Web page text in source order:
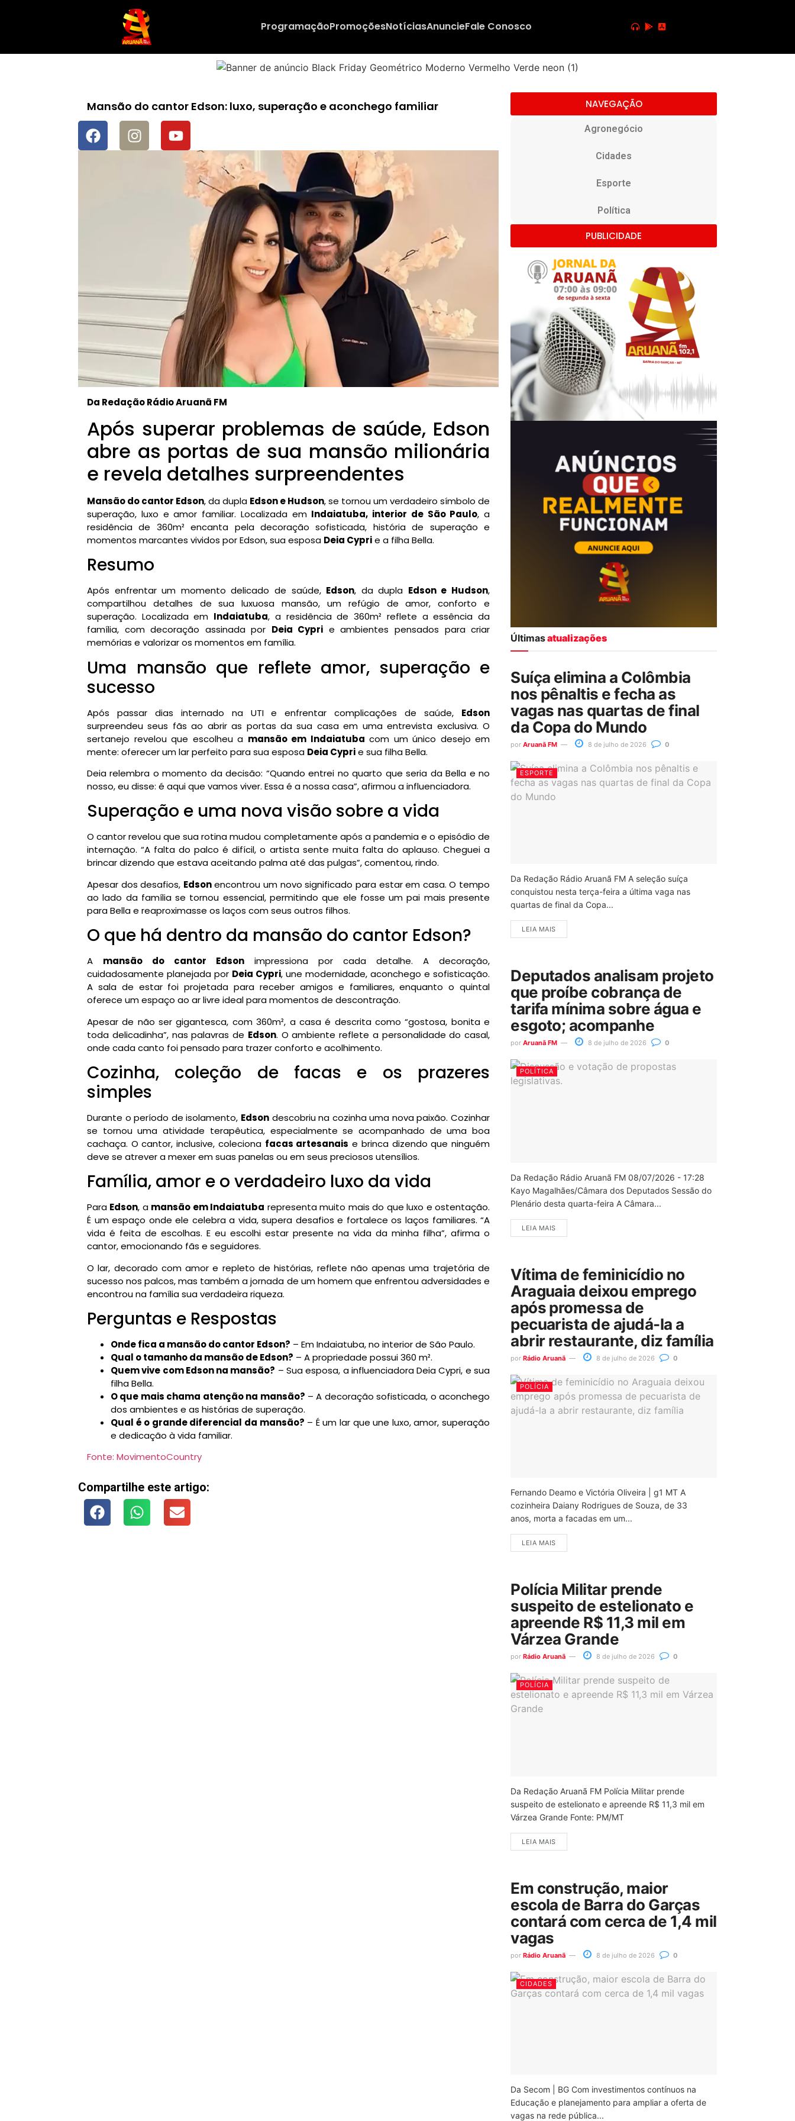
ProgramaçãoPromoçõesNotíciasAnuncieFale Conosco
Mansão do cantor Edson: luxo, superação e aconchego familiar
Da Redação Rádio Aruanã FM
Após superar problemas de saúde, Edson
abre as portas de sua mansão milionária
e revela detalhes surpreendentes
Mansão do cantor Edson, da dupla Edson e Hudson, se tornou um verdadeiro símbolo de
superação, luxo e amor familiar. Localizada em Indaiatuba, interior de São Paulo, a
residência de 360m² encanta pela decoração sofisticada, história de superação e
momentos marcantes vividos por Edson, sua esposa Deia Cyprie a filha Bella.
Resumo
Após enfrentar um momento delicado de saúde, Edson, da dupla Edson e Hudson,
compartilhou detalhes de sua luxuosa mansão, um refúgio de amor, conforto e
superação. Localizada em Indaiatuba, a residência de 360m² reflete a essência da
família, com decoração assinada por Deia Cypri e ambientes pensados para criar
memórias e valorizar os momentos em família.
Uma mansão que reflete amor, superação e
sucesso
Após passar dias internado na UTI e enfrentar complicações de saúde, Edson
surpreendeu seus fãs ao abrir as portas da sua casa em uma entrevista exclusiva. O
sertanejo revelou que escolheu a mansão em Indaiatuba com um único desejo em
mente: oferecer um lar perfeito para sua esposa Deia Cyprie sua filha Bella.
Deia relembra o momento da decisão: “Quando entrei no quarto que seria da Bella e no
nosso, eu disse: é aqui que vamos viver. Essa é a nossa casa”, afirmou a influenciadora.
Superação e uma nova visão sobre a vida
O cantor revelou que sua rotina mudou completamente após a pandemia e o episódio de
internação. “A falta do palco é difícil, o artista sente muita falta do aplauso. Cheguei a
brincar dizendo que estava aceitando palma até das pulgas”, comentou, rindo.
Apesar dos desafios, Edsonencontrou um novo significado para estar em casa. O tempo
ao lado da família se tornou essencial, permitindo que ele fosse um pai mais presente
para Bella e reaproximasse os laços com seus outros filhos.
O que há dentro da mansão do cantor Edson?
A mansão do cantor Edson impressiona por cada detalhe. A decoração,
cuidadosamente planejada por Deia Cypri, une modernidade, aconchego e sofisticação.
A sala de estar foi projetada para receber amigos e familiares, enquanto o quintal
oferece um espaço ao ar livre ideal para momentos de descontração.
Apesar de não ser gigantesca, com 360m², a casa é descrita como “gostosa, bonita e
toda delicadinha”, nas palavras de Edson. O ambiente reflete a personalidade do casal,
onde cada canto foi pensado para trazer conforto e acolhimento.
Cozinha, coleção de facas e os prazeres
simples
Durante o período de isolamento, Edsondescobriu na cozinha uma nova paixão. Cozinhar
se tornou uma atividade terapêutica, especialmente se acompanhado de uma boa
cachaça. O cantor, inclusive, coleciona facas artesanais e brinca dizendo que ninguém
deve se atrever a mexer em suas panelas ou em seus preciosos utensílios.
Família, amor e o verdadeiro luxo da vida
Para Edson, a mansão em Indaiatuba representa muito mais do que luxo e ostentação.
É um espaço onde ele celebra a vida, supera desafios e fortalece os laços familiares. “A
vida é feita de escolhas. E eu escolhi estar presente na vida da minha filha”, afirma o
cantor, emocionando fãs e seguidores.
O lar, decorado com amor e repleto de histórias, reflete não apenas uma trajetória de
sucesso nos palcos, mas também a jornada de um homem que enfrentou adversidades e
encontrou na família sua verdadeira riqueza.
Perguntas e Respostas
Onde fica a mansão do cantor Edson? – Em Indaiatuba, no interior de São Paulo.
Qual o tamanho da mansão de Edson? – A propriedade possui 360 m².
Quem vive com Edson na mansão? – Sua esposa, a influenciadora Deia Cypri, e sua
filha Bella.
O que mais chama atenção na mansão? – A decoração sofisticada, o aconchego
dos ambientes e as histórias de superação.
Qual é o grande diferencial da mansão? – É um lar que une luxo, amor, superação
e dedicação à vida familiar.
Fonte: MovimentoCountry
Compartilhe este artigo:
NAVEGAÇÃO
Agronegócio
Cidades
Esporte
Política
PUBLICIDADE
Últimasatualizações
Suíça elimina a Colômbia
nos pênaltis e fecha as
vagas nas quartas de final
da Copa do Mundo
por Aruanã FM 8 de julho de 2026 0
ESPORTE
Da Redação Rádio Aruanã FM A seleção suíça
conquistou nesta terça-feira a última vaga nas
quartas de final da Copa...
LEIA MAIS
Deputados analisam projeto
que proíbe cobrança de
tarifa mínima sobre água e
esgoto; acompanhe
por Aruanã FM 8 de julho de 2026 0
POLÍTICA
Da Redação Rádio Aruanã FM 08/07/2026 - 17:28
Kayo Magalhães/Câmara dos Deputados Sessão do
Plenário desta quarta-feira A Câmara...
LEIA MAIS
Vítima de feminicídio no
Araguaia deixou emprego
após promessa de
pecuarista de ajudá-la a
abrir restaurante, diz família
por Rádio Aruanã 8 de julho de 2026 0
POLÍCIA
Fernando Deamo e Victória Oliveira | g1 MT A
cozinheira Daiany Rodrigues de Souza, de 33
anos, morta a facadas em um...
LEIA MAIS
Polícia Militar prende
suspeito de estelionato e
apreende R$ 11,3 mil em
Várzea Grande
por Rádio Aruanã 8 de julho de 2026 0
POLÍCIA
Da Redação Aruanã FM Polícia Militar prende
suspeito de estelionato e apreende R$ 11,3 mil em
Várzea Grande Fonte: PM/MT
LEIA MAIS
Em construção, maior
escola de Barra do Garças
contará com cerca de 1,4 mil
vagas
por Rádio Aruanã 8 de julho de 2026 0
CIDADES
Da Secom | BG Com investimentos contínuos na
Educação e planejamento para ampliar a oferta de
vagas na rede pública...